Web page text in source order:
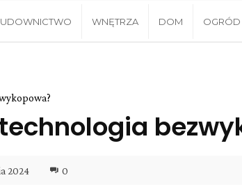
WNĘTRZA DOM OGRÓD
2024 0